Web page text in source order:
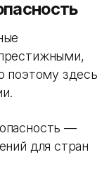
поэтому здесь
—
для стран